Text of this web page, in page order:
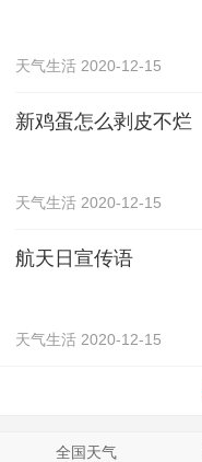
天气生活 2020-12-15
新鸡蛋怎么剥皮不烂
天气生活 2020-12-15
航天日宣传语
天气生活 2020-12-15
全国天气